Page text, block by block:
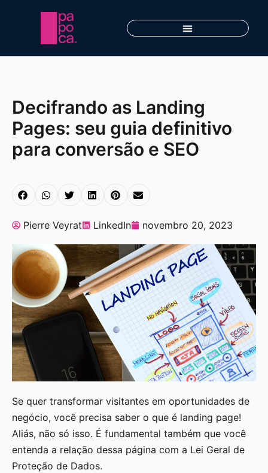
Decifrando as Landing
Pages: seu guia definitivo
para conversão e SEO
Pierre Veyrat LinkedIn novembro 20, 2023
Se quer transformar visitantes em oportunidades de
negócio, você precisa saber o que é landing page!
Aliás, não só isso. É fundamental também que você
entenda a relação dessa página com a Lei Geral de
Proteção de Dados.